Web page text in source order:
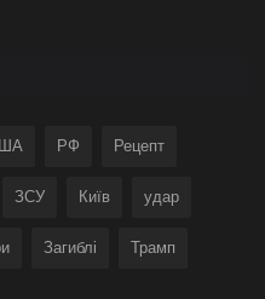
РФ Рецепт
ЗСУ Київ удар
Загиблі Трамп